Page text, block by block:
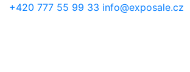
Přejít k hlavnímu obsahu
+420 777 55 99 33 info@exposale.cz